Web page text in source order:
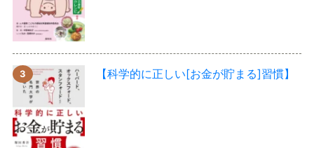
【科学的に正しい[お金が貯まる]習慣】